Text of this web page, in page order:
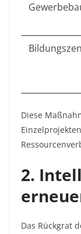
Diese
2.
Das Rückgrat